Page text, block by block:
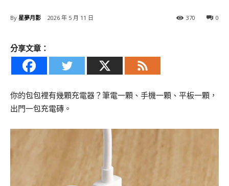
By 星夢月影 2026 年 5 月 11 日 0
370
分享文章：
你的包包裡有幾顆充電器？筆電一顆、手機一顆、平板一顆，
出門一包充電磚。